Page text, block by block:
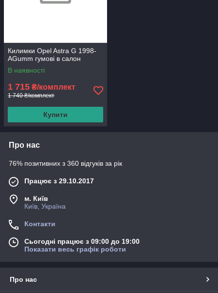
Килимки Opel Astra G 1998-
AGumm гумові в салон
В наявності
1 715 ₴/комплект
1 740 ₴/комплект
Купити
Про нас
76% позитивних з 360 відгуків за рік
Працює з 29.10.2017
м. Київ
Київ, Україна
Контакти
Сьогодні працює з 09:00 до 19:00
Показати весь графік роботи
Про нас